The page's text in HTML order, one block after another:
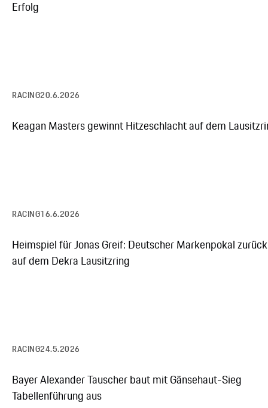
Erfolg
RACING20.6.2026
Keagan Masters gewinnt Hitzeschlacht auf dem
RACING16.6.2026
Heimspiel für Jonas Greif: Deutscher Markenpokal zurück
auf dem Dekra Lausitzring
RACING24.5.2026
Bayer Alexander Tauscher baut mit Gänsehaut-Sieg
Tabellenführung aus